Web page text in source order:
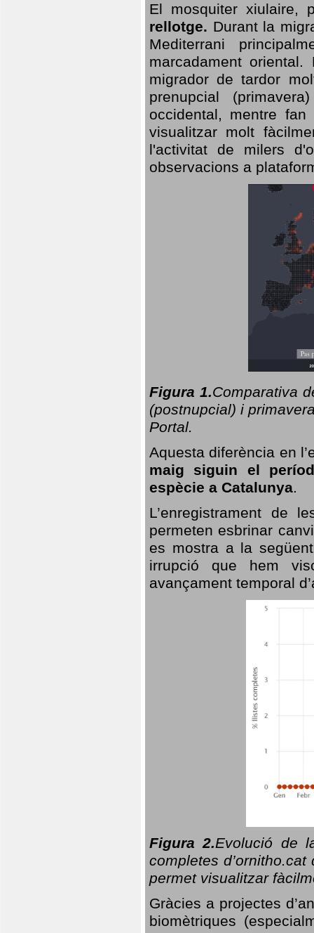
El mosquiter xiulaire,
rellotge. Durant la
Mediterrani
marcadament
migrador de tardor
prenupcial
occidental, mentre
visualitzar molt
l'activitat de milers
observacions a
Figura 1.Comparativa
(postnupcial) i
Portal.
Aquesta diferència en
maig siguin el
espècie a Catalunya.
L’enregistrament de
permeten esbrinar
es mostra a la
irrupció que hem
avançament temporal
Figura 2.Evolució de
completes
permet visualitzar
Gràcies a projectes
biomètriques